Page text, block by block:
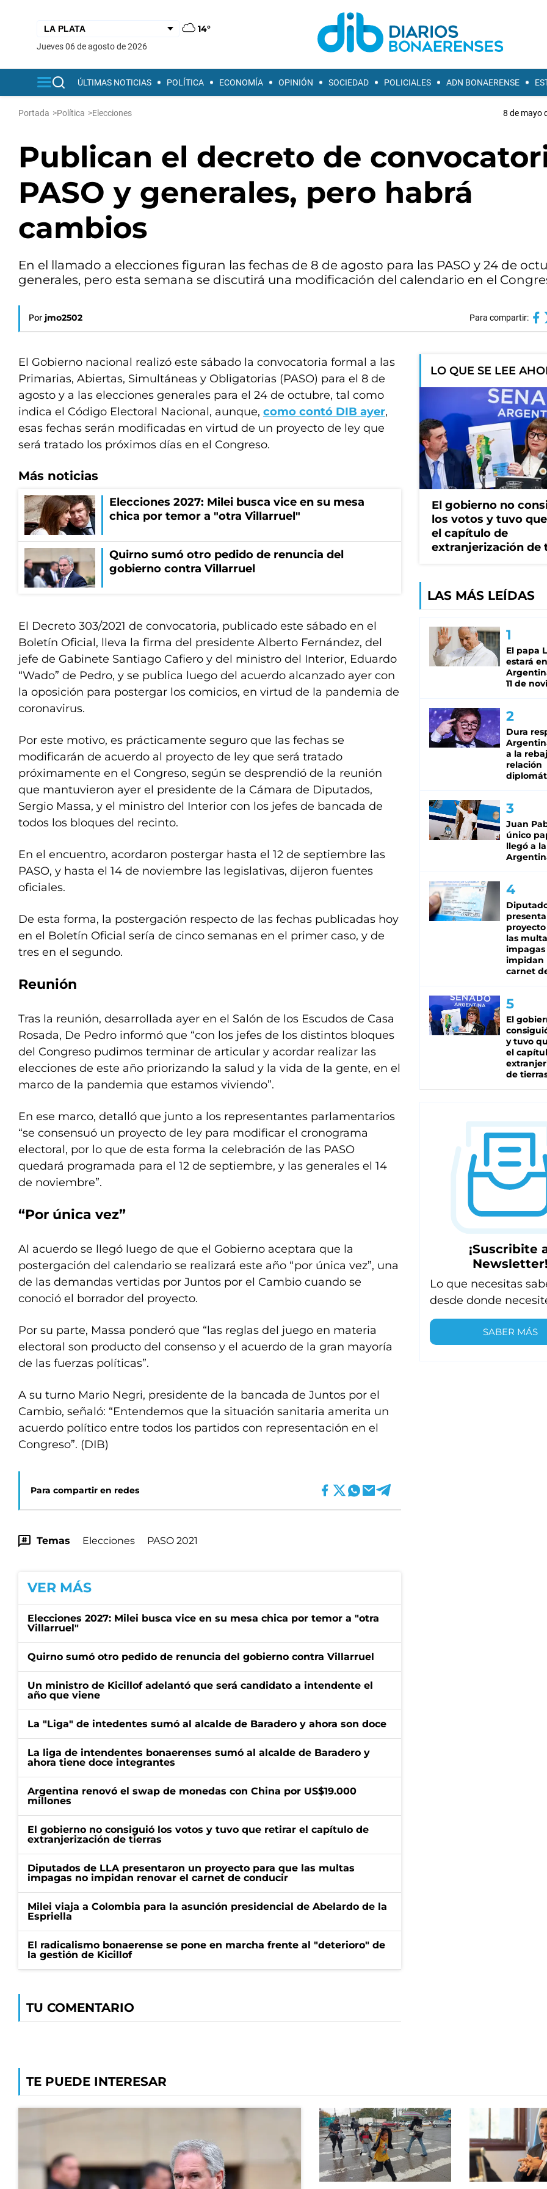
14°
jueves 06 de agosto de 2026
ÚLTIMAS NOTICIAS POLÍTICA ECONOMÍA OPINIÓN SOCIEDAD POLICIALES ADN BONAERENSE
Portada >Política >Elecciones 8 de mayo
Publican el decreto de
PASO y generales, pero habrá
cambios
En el llamado a elecciones figuran las fechas de 8 de agosto para las PASO y 24 de
generales, pero esta semana se discutirá una modificación del calendario en el
Por jmo2502 Para compartir:
El Gobierno nacional realizó este sábado la convocatoria formal a las
Primarias, Abiertas, Simultáneas y Obligatorias (PASO) para el 8 de
agosto y a las elecciones generales para el 24 de octubre, tal como
indica el Código Electoral Nacional, aunque, como contó DIB ayer,
esas fechas serán modificadas en virtud de un proyecto de ley que
será tratado los próximos días en el Congreso.
Más noticias
Elecciones 2027: Milei busca vice en su mesa
chica por temor a "otra Villarruel"
Quirno sumó otro pedido de renuncia del
gobierno contra Villarruel
El Decreto 303/2021 de convocatoria, publicado este sábado en el
Boletín Oficial, lleva la firma del presidente Alberto Fernández, del
jefe de Gabinete Santiago Cafiero y del ministro del Interior, Eduardo
“Wado” de Pedro, y se publica luego del acuerdo alcanzado ayer con
la oposición para postergar los comicios, en virtud de la pandemia de
coronavirus.
Por este motivo, es prácticamente seguro que las fechas se
modificarán de acuerdo al proyecto de ley que será tratado
próximamente en el Congreso, según se desprendió de la reunión
que mantuvieron ayer el presidente de la Cámara de Diputados,
Sergio Massa, y el ministro del Interior con los jefes de bancada de
todos los bloques del recinto.
En el encuentro, acordaron postergar hasta el 12 de septiembre las
PASO, y hasta el 14 de noviembre las legislativas, dijeron fuentes
oficiales.
De esta forma, la postergación respecto de las fechas publicadas hoy
en el Boletín Oficial sería de cinco semanas en el primer caso, y de
tres en el segundo.
Reunión
Tras la reunión, desarrollada ayer en el Salón de los Escudos de Casa
Rosada, De Pedro informó que “con los jefes de los distintos bloques
del Congreso pudimos terminar de articular y acordar realizar las
elecciones de este año priorizando la salud y la vida de la gente, en el
marco de la pandemia que estamos viviendo”.
En ese marco, detalló que junto a los representantes parlamentarios
“se consensuó un proyecto de ley para modificar el cronograma
electoral, por lo que de esta forma la celebración de las PASO
quedará programada para el 12 de septiembre, y las generales el 14
de noviembre”.
“Por única vez”
Al acuerdo se llegó luego de que el Gobierno aceptara que la
postergación del calendario se realizará este año “por única vez”, una
de las demandas vertidas por Juntos por el Cambio cuando se
conoció el borrador del proyecto.
Por su parte, Massa ponderó que “las reglas del juego en materia
electoral son producto del consenso y el acuerdo de la gran mayoría
de las fuerzas políticas”.
A su turno Mario Negri, presidente de la bancada de Juntos por el
Cambio, señaló: “Entendemos que la situación sanitaria amerita un
acuerdo político entre todos los partidos con representación en el
Congreso”. (DIB)
Para compartir en redes
Temas Elecciones PASO 2021
VER MÁS
Elecciones 2027: Milei busca vice en su mesa chica por temor a "otra
Villarruel"
Quirno sumó otro pedido de renuncia del gobierno contra Villarruel
Un ministro de Kicillof adelantó que será candidato a intendente el
año que viene
La "Liga" de intedentes sumó al alcalde de Baradero y ahora son doce
La liga de intendentes bonaerenses sumó al alcalde de Baradero y
ahora tiene doce integrantes
Argentina renovó el swap de monedas con China por US$19.000
millones
El gobierno no consiguió los votos y tuvo que retirar el capítulo de
extranjerización de tierras
Diputados de LLA presentaron un proyecto para que las multas
impagas no impidan renovar el carnet de conducir
Milei viaja a Colombia para la asunción presidencial de Abelardo de la
Espriella
El radicalismo bonaerense se pone en marcha frente al "deterioro" de
la gestión de Kicillof
TU COMENTARIO
LO QUE SE LEE
El gobierno no
los votos y tuvo
el capítulo de
extranjerización de
LAS MÁS LEÍDAS
El papa
estará
11 de
Dura
a la
relación
Juan
único
llegó a la
las
impagas
impidan
carnet
El
y tuvo
el
de
¡Suscribite
Newsletter!
Lo que necesitas
desde donde
SABER MÁS
TE PUEDE INTERESAR